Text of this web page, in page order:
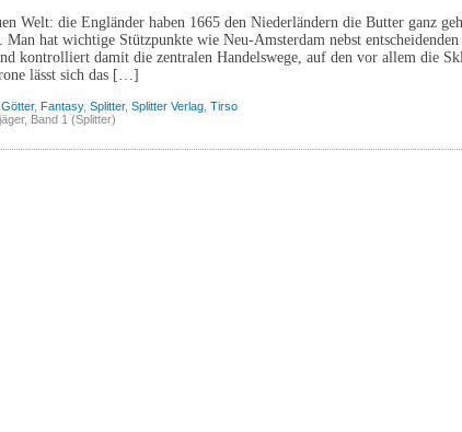
Welt: die Engländer haben 1665 den Niederländern die Butter ganz
Man hat wichtige Stützpunkte wie Neu-Amsterdam nebst
kontrolliert damit die zentralen Handelswege, auf den vor allem die
lässt sich das […]
, Fantasy, Splitter, Splitter Verlag Tirso
Band 1 (Splitter)